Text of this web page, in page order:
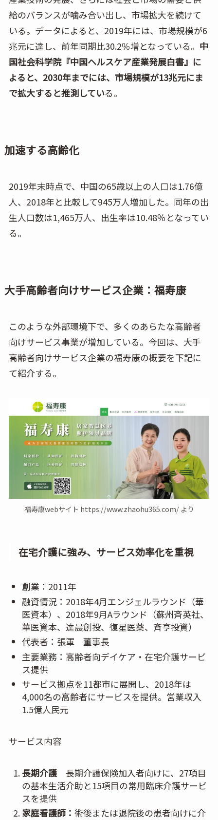
給のバランスが噛み合い出し、市場拡大を続けて
いる。データによると、2019年には、市場規模が6
兆元に達し、前年同期比30.2％増となっている。 中
国社会科学院『中国ヘルスケア産業発展白書』に
よると、2030年までには、市場規模が13兆元にま
で拡大すると推測している。
加速する高齢化
2019年末時点で、中国の65歳以上の人口は1.76億
人、2018年と比較して945万人増加した。同年の出
生人口数は1,465万人、出生率は10.48％となってい
る。
大手高齢者向けサービス企業：福寿康
このような外部環境下で、多くのあらたな高齢者
向けサービス事業が増加している。今回は、大手
高齢者向けサービス企業の福寿康の概要を下記に
て紹介する。
福寿康webサイト https://www.zhaohu365.com/ より
在宅介護に強み、サービス効率化を重視
創業：2011年
融資情況：2018年4月エンジェルラウンド（華
医資本）、2018年9月Aラウンド（蘇州斉英社、
華医資本、達晨創投、復星医薬、斉亨投資）
代表者：張軍 董事長
主要業務：高齢者向デイケア・在宅介護サービ
ス提供
サービス拠点を11都市に展開し、2018年は
4,000名の高齢者にサービスを提供。営業収入
1.5億人民元
サービス内容
長期介護長期介護保険加入者向けに、27項目
の基本生活介助と15項目の常用臨床介護サービ
スを提供
家庭看護師： 術後または退院後の患者向けに介